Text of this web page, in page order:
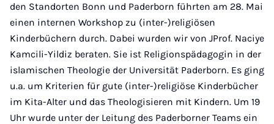
den Standorten Bonn und Paderborn führten am 28. Mai
einen internen Workshop zu (inter-)religiösen
Kinderbüchern durch. Dabei wurden wir von JProf. Naciye
Kamcili-Yildiz beraten. Sie ist Religionspädagogin in der
islamischen Theologie der Universität Paderborn. Es ging
u.a. um Kriterien für gute (inter-)religiöse Kinderbücher
im Kita-Alter und das Theologisieren mit Kindern. Um 19
Uhr wurde unter der Leitung des Paderborner Teams ein